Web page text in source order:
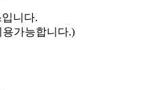
니다.
용가능합니다.)